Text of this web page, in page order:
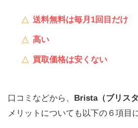
送料無料は毎月1回目だけ
高い
買取価格は安くない
口コミなどから、 Brista（ブリスタ
メリットについても以下の６項目